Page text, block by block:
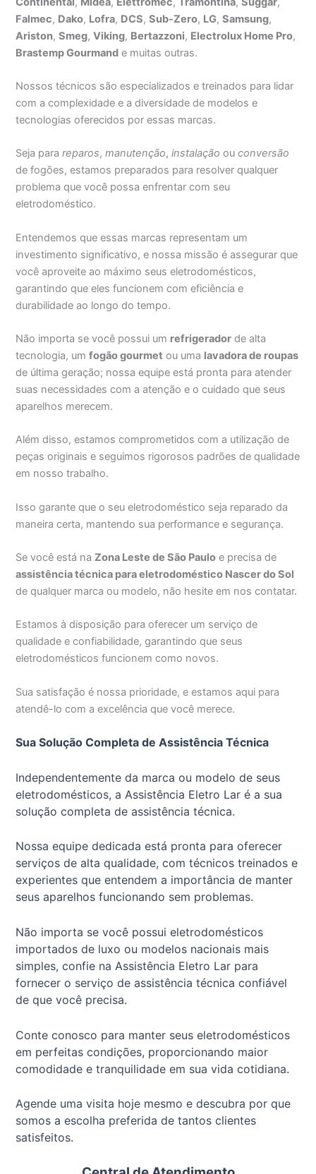
Falmec, Dako, Lofra, DCS,Sub-Zero, LG,Samsung,
Ariston,Smeg,Viking, Bertazzoni, Electrolux Home Pro,
Brastemp Gourmand e muitas outras.
Nossos técnicos são especializados e treinados para lidar
com a complexidade e a diversidade de modelos e
tecnologias oferecidos por essas marcas.
Seja parareparos,manutenção,instalação ouconversão
de fogões, estamos preparados para resolver qualquer
problema que você possa enfrentar com seu
eletrodoméstico.
Entendemos que essas marcas representam um
investimento significativo, e nossa missão é assegurar que
você aproveite ao máximo seus eletrodomésticos,
garantindo que eles funcionem com eficiência e
durabilidade ao longo do tempo.
Não importa se você possui um refrigerador de alta
tecnologia, umfogão gourmet ou uma lavadora de roupas
de última geração; nossa equipe está pronta para atender
suas necessidades com a atenção e o cuidado que seus
aparelhos merecem.
Além disso, estamos comprometidos com a utilização de
peças originais e seguimos rigorosos padrões de qualidade
em nosso trabalho.
Isso garante que o seu eletrodoméstico seja reparado da
maneira certa, mantendo sua performance e segurança.
Se você está naZona Leste de São Paulo e precisa de
assistência técnica para eletrodoméstico Nascer do Sol
de qualquer marca ou modelo, não hesite em nos contatar.
Estamos à disposição para oferecer um serviço de
qualidade e confiabilidade, garantindo que seus
eletrodomésticos funcionem como novos.
Sua satisfação é nossa prioridade, e estamos aqui para
atendê-lo com a excelência que você merece.
Sua Solução Completa de Assistência Técnica
Independentemente da marca ou modelo de seus
eletrodomésticos, a Assistência Eletro Lar é a sua
solução completa de assistência técnica.
Nossa equipe dedicada está pronta para oferecer
serviços de alta qualidade, com técnicos treinados e
experientes que entendem a importância de manter
seus aparelhos funcionando sem problemas.
Não importa se você possui eletrodomésticos
importados de luxo ou modelos nacionais mais
simples, confie na Assistência Eletro Lar para
fornecer o serviço de assistência técnica confiável
de que você precisa.
Conte conosco para manter seus eletrodomésticos
em perfeitas condições, proporcionando maior
comodidade e tranquilidade em sua vida cotidiana.
Agende uma visita hoje mesmo e descubra por que
somos a escolha preferida de tantos clientes
satisfeitos.